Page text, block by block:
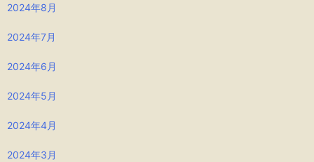
2024年8月
2024年7月
2024年6月
2024年5月
2024年4月
2024年3月